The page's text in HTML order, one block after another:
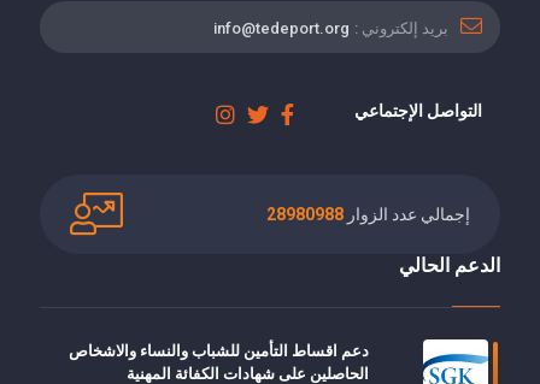
بريد إلكتروني : info@tedeport.org
التواصل الإجتماعي
إجمالي عدد الزوار 28980988
الدعم الحالي
دعم اقساط التأمين للشباب والنساء والاشخاص
الحاصلين على شهادات الكفائة المهنية